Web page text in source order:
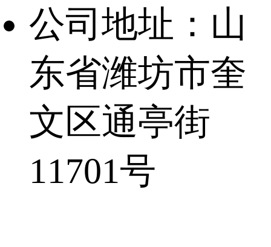
公司地址：山
东省潍坊市奎
文区通亭街
11701号